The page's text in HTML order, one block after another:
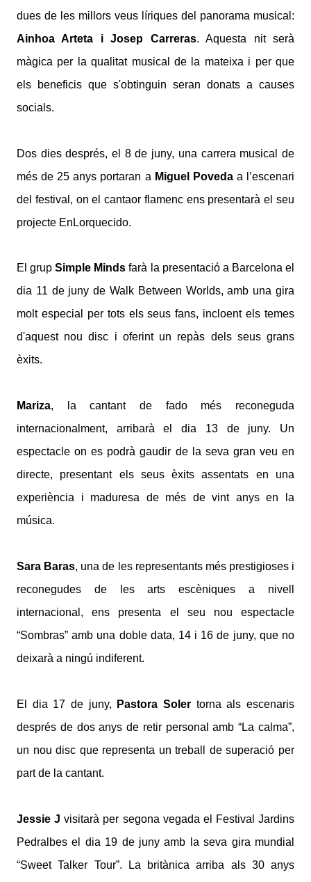
dues de les millors veus líriques del panorama musical:
Ainhoa Arteta i Josep Carreras. Aquesta nit serà
màgica per la qualitat musical de la mateixa i per que
els beneficis que s'obtinguin seran donats a causes
socials.
Dos dies després, el 8 de juny, una carrera musical de
més de 25 anys portaran a Miguel Povedaa l’escenari
del festival, on el cantaor flamenc ens presentarà el seu
projecte EnLorquecido.
El grupSimple Minds farà la presentació a Barcelona el
dia 11 de juny de Walk Between Worlds, amb una gira
molt especial per tots els seus fans, incloent els temes
d'aquest nou disc i oferint un repàs dels seus grans
èxits.
Mariza, la cantant de fado més reconeguda
internacionalment, arribarà el dia 13 de juny. Un
espectacle on es podrà gaudir de la seva gran veu en
directe, presentant els seus èxits assentats en una
experiència i maduresa de més de vint anys en la
música.
Sara Baras, una de les representants més prestigioses i
reconegudes de les arts escèniques a nivell
internacional, ens presenta el seu nou espectacle
“Sombras” amb una doble data, 14 i 16 de juny, que no
deixarà a ningú indiferent.
El dia 17 de juny, Pastora Soler torna als escenaris
després de dos anys de retir personal amb “La calma”,
un nou disc que representa un treball de superació per
part de la cantant.
Jessie J visitarà per segona vegada el Festival Jardins
Pedralbes el dia 19 de juny amb la seva gira mundial
“Sweet Talker Tour”. La britànica arriba als 30 anys